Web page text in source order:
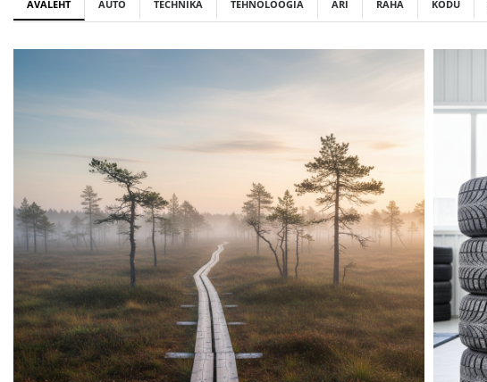
AVALEHT AUTO TECHNIKA TEHNOLOOGIA ÄRI RAHA KODU